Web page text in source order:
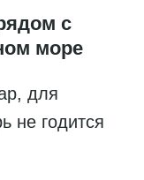
с
море
для
не годится